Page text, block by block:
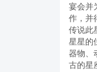
宴会并
作，并
传说此
星星的
器物、
古的星